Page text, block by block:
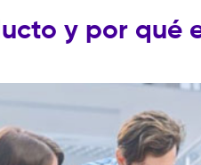
y por qué